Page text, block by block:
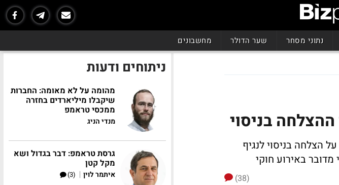
נתוני מסחר שער הדולר מחשבונים
בניסוי
הצלחה בניסוי לנגיף
(38)
ניתוחים ודעות
מהומה על לא מאומה: החברות
שיקבלו מיליארדים בחזרה
ממכסי טראמפ
מנדי הניג
גרסת טראמפ: דבר בגדול ושא
מקל קטן
איתמר לוין |
(3)